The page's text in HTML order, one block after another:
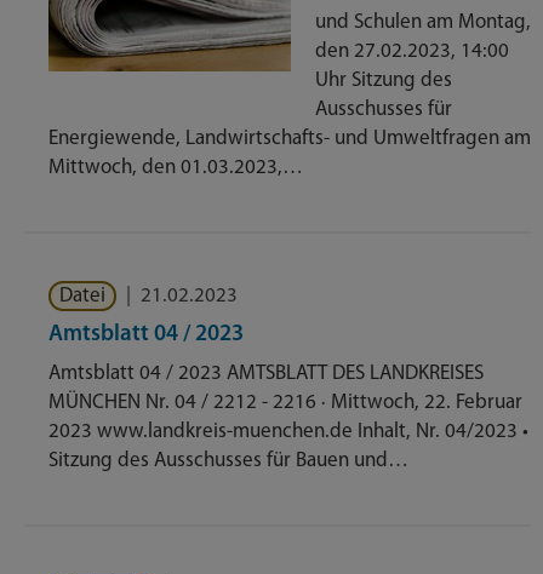
und Schulen am Montag,
den 27.02.2023, 14:00
Uhr Sitzung des
Ausschusses für
Energiewende, Landwirtschafts- und Umweltfragen am
Mittwoch, den 01.03.2023,…
Datei 21.02.2023
Amtsblatt 04 / 2023
Amtsblatt 04 / 2023 AMTSBLATT DES LANDKREISES
MÜNCHEN Nr. 04 / 2212 - 2216 · Mittwoch, 22. Februar
2023 www.landkreis-muenchen.de Inhalt, Nr. 04/2023 •
Sitzung des Ausschusses für Bauen und…